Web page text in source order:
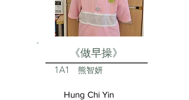
《做早操》
1A1 熊智妍
Hung Chi Yin